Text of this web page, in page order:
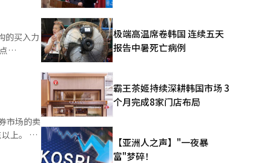
海力士
一度下
智能
的买入力
所减
星生
上，个
。阿
佩普特
市场的卖
。 根
点
极端高温席卷韩国 连续五天
报告中暑死亡病例
霸王茶姬持续深耕韩国市场 3
个月完成8家门店布局
【亚洲人之声】"一夜暴
富"梦碎！